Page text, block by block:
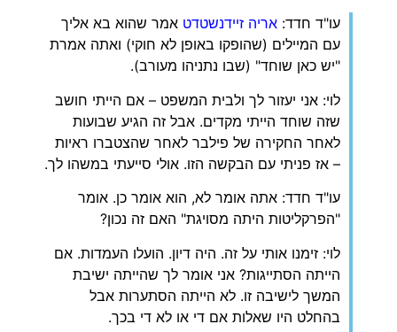
עו"ד חדד: אריה זיידנשטדט אמר שהוא בא אליך
עם המיילים (שהופקו באופן לא חוקי) ואתה אמרת
"יש כאן שוחד" (שבו נתניהו מעורב).
לוי: אני יעזור לך ולבית המשפט – אם הייתי חושב
שזה שוחד הייתי מקדים. אבל זה הגיע שבועות
לאחר החקירה של פילבר לאחר שהצטברו ראיות
– אז פניתי עם הבקשה הזו. אולי סייעתי במשהו לך.
עו"ד חדד: אתה אומר לא, הוא אומר כן. אומר
"הפרקליטות היתה מסויגת" האם זה נכון?
לוי: זימנו אותי על זה. היה דיון. הועלו העמדות. אם
הייתה הסתייגות? אני אומר לך שהייתה ישיבת
המשך לישיבה זו. לא הייתה הסתערות אבל
בהחלט היו שאלות אם די או לא די בכך.